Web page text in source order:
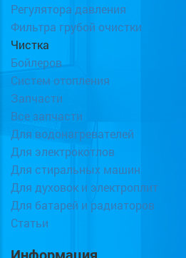
Регулятора давления
Фильтра грубой очистки
Чистка
Бойлеров
Систем отопления
Запчасти
Все запчасти
Для водонагревателей
Для электрокотлов
Для стиральных машин
Для духовок и электроплит
Для батарей и радиаторов
Статьи